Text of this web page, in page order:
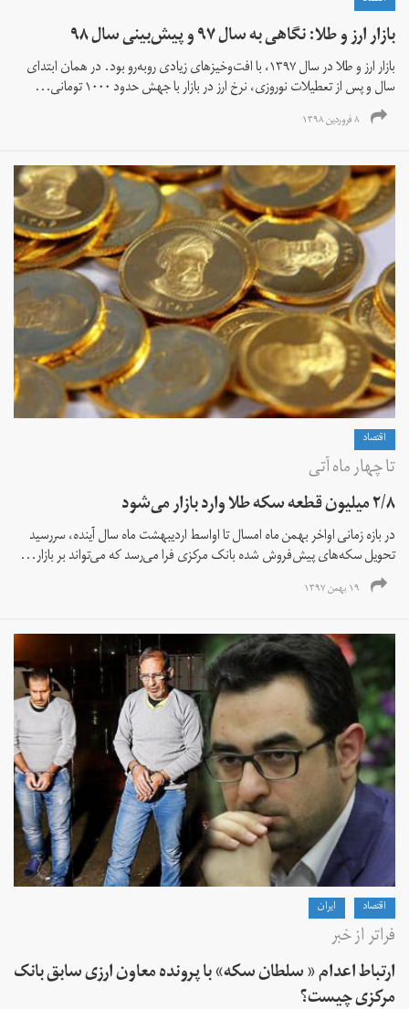
بازار ارز و طلا: نگاهی به سال ۹۷ و پیش‌بینی سال ۹۸
بازار ارز و طلا در سال ۱۳۹۷، با افت‌و‌خیزهای زیادی روبه‌رو بود. در همان ابتدای
سال و پس از تعطیلات نوروزی، نرخ ارز در بازار با جهش حدود ۱۰۰۰ تومانی...
۸ فروردین ۱۳۹۸
اقتصاد
تا چهار ماه آتی
۲/۸ میلیون قطعه سکه طلا وارد بازار می‌شود
در بازه زمانی اواخر بهمن ماه امسال تا اواسط اردیبهشت ماه سال آینده، سررسید
تحویل سکه‌های پیش‌فروش شده بانک مرکزی فرا می‌رسد که می‌تواند بر بازار...
۱۹ بهمن ۱۳۹۷
اقتصاد ايران
فراتر از خبر
ارتباط اعدام « سلطان سکه» با پرونده معاون ارزی سابق بانک
مرکزی چیست؟